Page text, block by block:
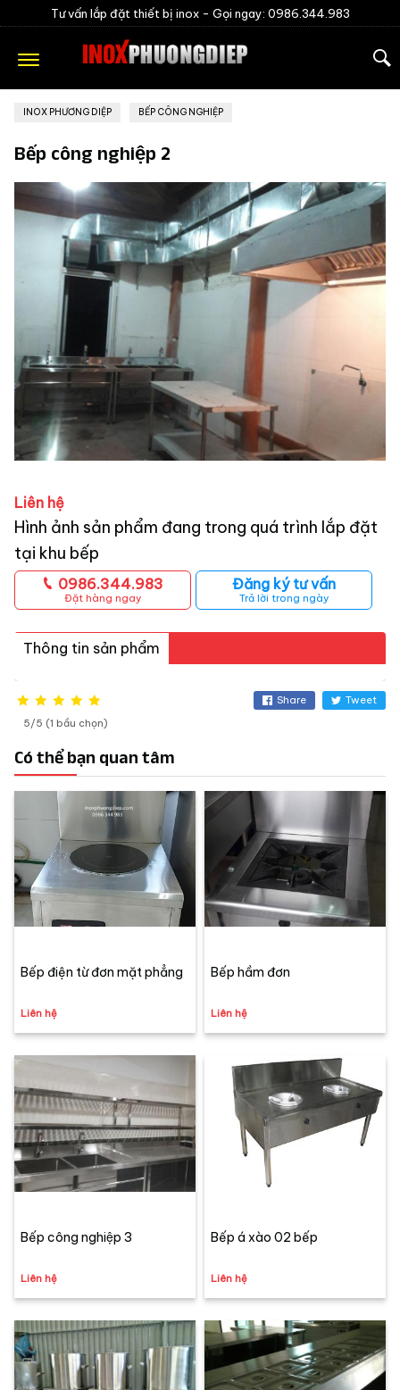
Tư vấn lắp đặt thiết bị inox - Gọi ngay: 0986.344.983
INOX PHƯƠNG DIỆP BẾP CÔNG NGHIỆP
Bếp công nghiệp 2
Liên hệ
Hình ảnh sản phẩm đang trong quá trình lắp đặt
tại khu bếp
0986.344.983
Đặt hàng ngay
Đăng ký tư vấn
Trả lời trong ngày
Thông tin sản phẩm
5/5 (1 bầu chọn)
Share Tweet
Có thể bạn quan tâm
Bếp điện từ đơn mặt phẳng
Liên hệ
Bếp hầm đơn
Liên hệ
Bếp công nghiệp 3
Liên hệ
Bếp á xào 02 bếp
Liên hệ